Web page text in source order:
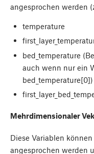
angesprochen werden
temperature
bed_temperature
auch wenn nur ein
bed_temperature[0])
Mehrdimensionaler
Diese Variablen
angesprochen werden